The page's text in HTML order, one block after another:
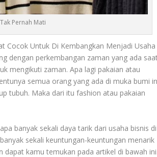
Pernah Mati
Cocok Untuk Di Kembangkan Menjadi Usaha
dengan perkembangan zaman yang ada
mengikuti zaman. Apa lagi pakaian atau
semua orang yang ada di muka bumi
tubuh. Maka dari itu fashion atau pakaian
banyak sekali daya tarik dari usaha bisnis di
sekali keuntungan-keuntungan menarik
dapat kamu temukan pada artikel di bawah